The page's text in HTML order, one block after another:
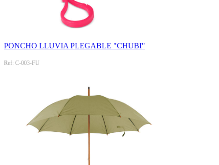
PONCHO LLUVIA PLEGABLE "CHUBI"
Ref: C-003-FU